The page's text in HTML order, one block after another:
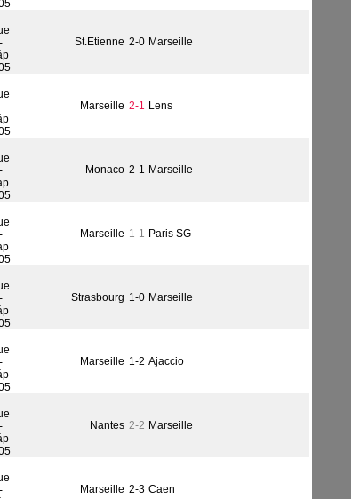
St.Etienne 2-0 Marseille
Marseille 2-1 Lens
Monaco 2-1 Marseille
Marseille 1-1 Paris SG
Strasbourg 1-0 Marseille
Marseille 1-2 Ajaccio
Nantes 2-2 Marseille
Marseille 2-3 Caen